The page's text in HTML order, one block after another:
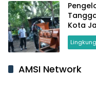
Kota
AMSI Network